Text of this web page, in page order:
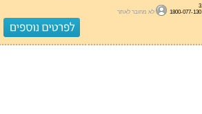
לא מחובר לאתר